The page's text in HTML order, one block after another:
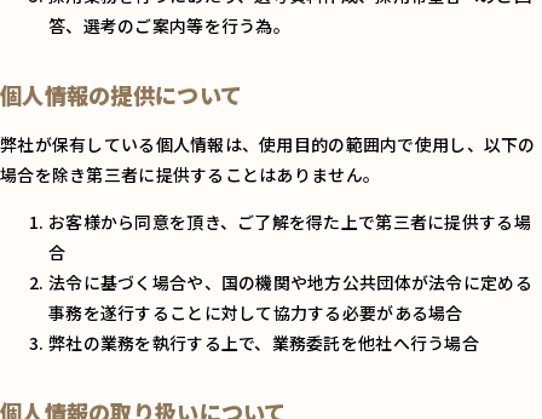
答、選考のご案内等を行う為。
個人情報の提供について
弊社が保有している個人情報は、使用目的の範囲内で使用し、以下の
場合を除き第三者に提供することはありません。
お客様から同意を頂き、ご了解を得た上で第三者に提供する場
合
法令に基づく場合や、国の機関や地方公共団体が法令に定める
事務を遂行することに対して協力する必要がある場合
弊社の業務を執行する上で、業務委託を他社へ行う場合
個人情報の取り扱いについて